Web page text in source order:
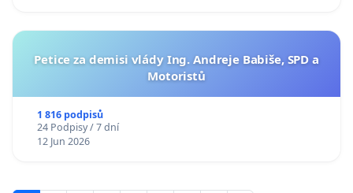
Petice za demisi vlády Ing. Andreje Babiše, SPD a
Motoristů
1 816 podpisů
24 Podpisy / 7 dní
12 Jun 2026